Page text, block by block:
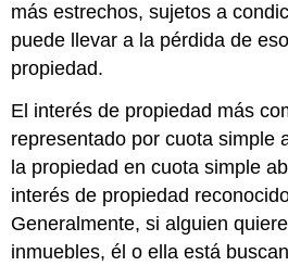
más estrechos, sujetos a
puede llevar a la pérdida de
propiedad.
El interés de propiedad más
representado por cuota simple
la propiedad en cuota simple
interés de propiedad
Generalmente, si alguien
inmuebles, él o ella está